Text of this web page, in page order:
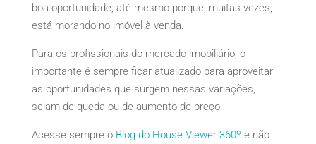
boa oportunidade, até mesmo porque, muitas vezes,
está morando no imóvel à venda.
Para os profissionais do mercado imobiliário, o
importante é sempre ficar atualizado para aproveitar
as oportunidades que surgem nessas variações,
sejam de queda ou de aumento de preço.
Acesse sempre o Blog do House Viewer 360º e não